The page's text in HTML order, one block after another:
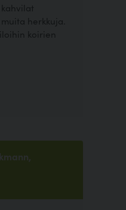
herkkuja.
koirien